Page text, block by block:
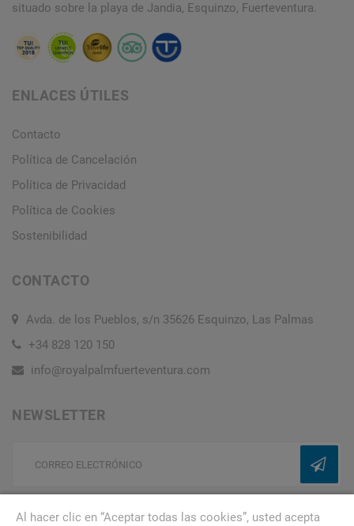
situado sobre la playa de Jandia, Esquinzo, Fuerteventura.
ENLACES ÚTILES
Contacto
Política de Cancelación
Política de Privacidad
Política de Cookies
Sostenibilidad
CONTACTO
Avda. de los Pueblos, s/n 35626 Esquinzo, Las Palmas
+34 828 120 150
info@royalpalmfuerteventura.com
NEWSLETTER
Al hacer clic en “Aceptar todas las cookies”, usted acepta